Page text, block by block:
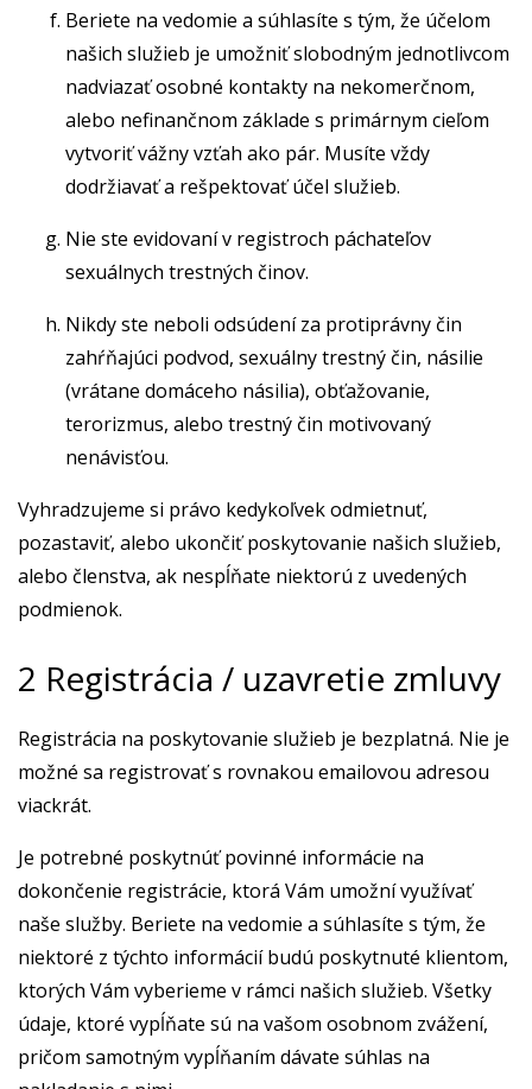
Beriete na vedomie a súhlasíte s tým, že účelom
našich služieb je umožniť slobodným jednotlivcom
nadviazať osobné kontakty na nekomerčnom,
alebo nefinančnom základe s primárnym cieľom
vytvoriť vážny vzťah ako pár. Musíte vždy
dodržiavať a rešpektovať účel služieb.
Nie ste evidovaní v registroch páchateľov
sexuálnych trestných činov.
Nikdy ste neboli odsúdení za protiprávny čin
zahŕňajúci podvod, sexuálny trestný čin, násilie
(vrátane domáceho násilia), obťažovanie,
terorizmus, alebo trestný čin motivovaný
nenávisťou.
Vyhradzujeme si právo kedykoľvek odmietnuť,
pozastaviť, alebo ukončiť poskytovanie našich služieb,
alebo členstva, ak nespĺňate niektorú z uvedených
podmienok.
2 Registrácia / uzavretie zmluvy
Registrácia na poskytovanie služieb je bezplatná. Nie je
možné sa registrovať s rovnakou emailovou adresou
viackrát.
Je potrebné poskytnúť povinné informácie na
dokončenie registrácie, ktorá Vám umožní využívať
naše služby. Beriete na vedomie a súhlasíte s tým, že
niektoré z týchto informácií budú poskytnuté klientom,
ktorých Vám vyberieme v rámci našich služieb. Všetky
údaje, ktoré vypĺňate sú na vašom osobnom zvážení,
pričom samotným vypĺňaním dávate súhlas na